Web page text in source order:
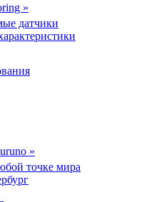
»
датчики
»
точке мира